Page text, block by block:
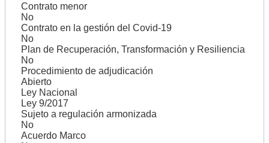
Contrato menor
No
Contrato en la gestión del Covid-19
No
Plan de Recuperación, Transformación y Resiliencia
No
Procedimiento de adjudicación
Abierto
Ley Nacional
Ley 9/2017
Sujeto a regulación armonizada
No
Acuerdo Marco